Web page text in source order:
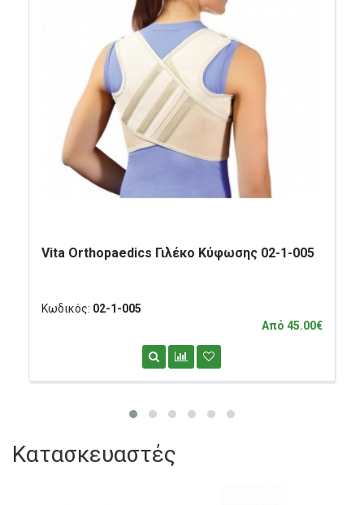
Vita Orthopaedics Γιλέκο Κύφωσης 02-1-005
Κωδικός: 02-1-005
Από 45.00€
Κατασκευαστές